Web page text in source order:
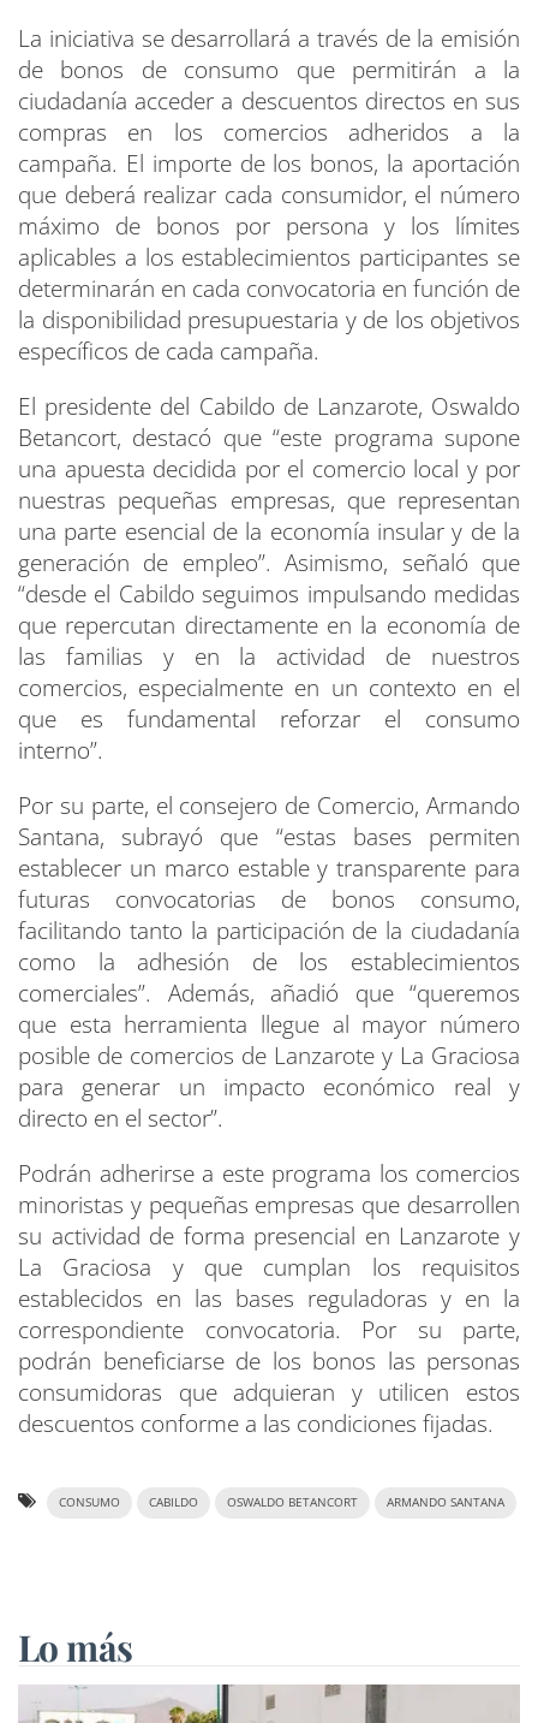
La iniciativa se desarrollará a través de la emisión
de bonos de consumo que permitirán a la
ciudadanía acceder a descuentos directos en sus
compras en los comercios adheridos a la
campaña. El importe de los bonos, la aportación
que deberá realizar cada consumidor, el número
máximo de bonos por persona y los límites
aplicables a los establecimientos participantes se
determinarán en cada convocatoria en función de
la disponibilidad presupuestaria y de los objetivos
específicos de cada campaña.
El presidente del Cabildo de Lanzarote, Oswaldo
Betancort, destacó que “este programa supone
una apuesta decidida por el comercio local y por
nuestras pequeñas empresas, que representan
una parte esencial de la economía insular y de la
generación de empleo”. Asimismo, señaló que
“desde el Cabildo seguimos impulsando medidas
que repercutan directamente en la economía de
las familias y en la actividad de nuestros
comercios, especialmente en un contexto en el
que es fundamental reforzar el consumo
interno”.
Por su parte, el consejero de Comercio, Armando
Santana, subrayó que “estas bases permiten
establecer un marco estable y transparente para
futuras convocatorias de bonos consumo,
facilitando tanto la participación de la ciudadanía
como la adhesión de los establecimientos
comerciales”. Además, añadió que “queremos
que esta herramienta llegue al mayor número
posible de comercios de Lanzarote y La Graciosa
para generar un impacto económico real y
directo en el sector”.
Podrán adherirse a este programa los comercios
minoristas y pequeñas empresas que desarrollen
su actividad de forma presencial en Lanzarote y
La Graciosa y que cumplan los requisitos
establecidos en las bases reguladoras y en la
correspondiente convocatoria. Por su parte,
podrán beneficiarse de los bonos las personas
consumidoras que adquieran y utilicen estos
descuentos conforme a las condiciones fijadas.
CONSUMO CABILDO OSWALDO BETANCORT ARMANDO SANTANA
Lo más